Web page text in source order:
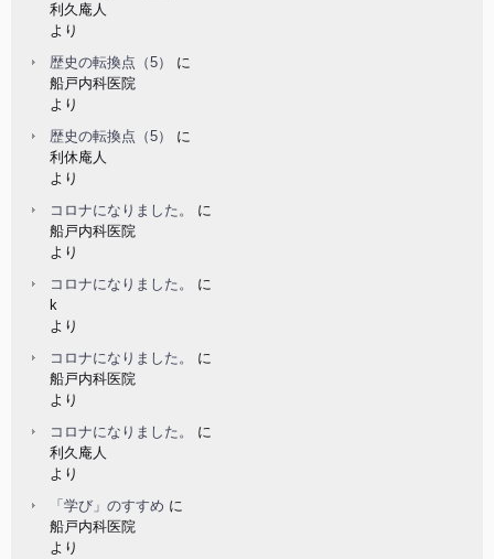
利久庵人
より
歴史の転換点（5）
に
船戸内科医院
より
歴史の転換点（5）
に
利休庵人
より
コロナになりました。
に
船戸内科医院
より
コロナになりました。
に
k
より
コロナになりました。
に
船戸内科医院
より
コロナになりました。
に
利久庵人
より
「学び」のすすめ に
船戸内科医院
より